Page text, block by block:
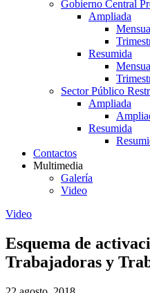
Gobierno Central
Ampliada
Resumida
Sector Público
Ampliada
Resumida
Contactos
Multimedia
Galería
Video
Video
Esquema de
Trabajadoras y